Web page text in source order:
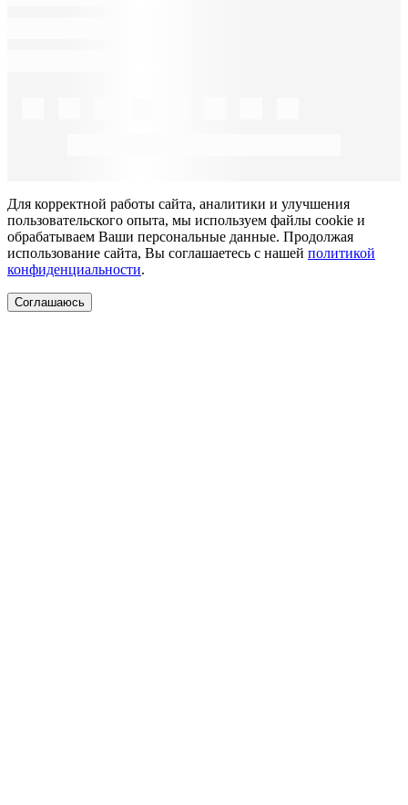
Для корректной работы сайта, аналитики и улучшения
пользовательского опыта, мы используем файлы cookie и
обрабатываем Ваши персональные данные. Продолжая
использование сайта, Вы соглашаетесь с нашей политикой
конфиденциальности.
Соглашаюсь